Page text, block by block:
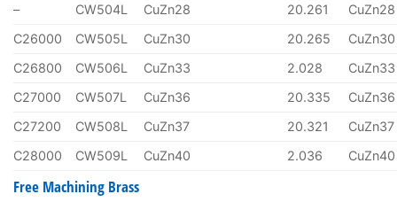
–
CW504L CuZn28 20.261
CuZn28
C26000
CW505L CuZn30 20.265
CuZn30
C26800
CW506L CuZn33 2.028
CuZn33
C27000
CW507L CuZn36 20.335
CuZn36
C27200
CW508L CuZn37 20.321
CuZn37
C28000
CW509L CuZn40 2.036 CuZn40
Free Machining Brass